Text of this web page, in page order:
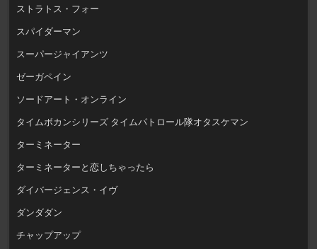
ストラトス・フォー
スパイダーマン
スーパージャイアンツ
ゼーガペイン
ソードアート・オンライン
タイムボカンシリーズ タイムパトロール隊オタスケマン
ターミネーター
ターミネーターと恋しちゃったら
ダイバージェンス・イヴ
ダンダダン
チャップアップ